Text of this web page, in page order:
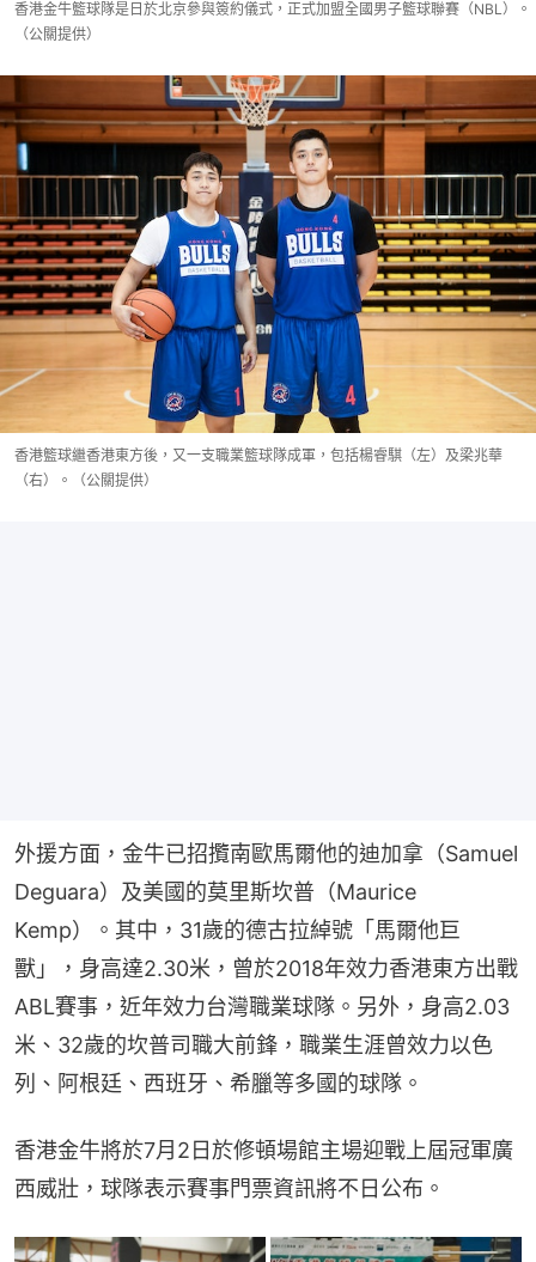
香港金牛籃球隊是日於北京參與簽約儀式，正式加盟全國男子籃球聯賽（NBL）。
（公關提供）
香港籃球繼香港東方後，又一支職業籃球隊成軍，包括楊睿騏（左）及梁兆華
（右）。（公關提供）
外援方面，金牛已招攬南歐馬爾他的迪加拿（Samuel
Deguara）及美國的莫里斯坎普（Maurice
Kemp）。其中，31歲的德古拉綽號「馬爾他巨
獸」，身高達2.30米，曾於2018年效力香港東方出戰
ABL賽事，近年效力台灣職業球隊。另外，身高2.03
米、32歲的坎普司職大前鋒，職業生涯曾效力以色
列、阿根廷、西班牙、希臘等多國的球隊。
香港金牛將於7月2日於修頓場館主場迎戰上屆冠軍廣
西威壯，球隊表示賽事門票資訊將不日公布。